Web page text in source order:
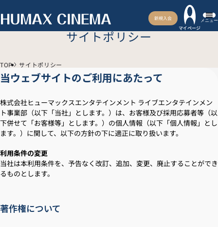
新規入会
マイページ
メニュー
サイトポリシー
TOP サイトポリシー
当ウェブサイトのご利用にあたって
株式会社ヒューマックスエンタテインメント ライブエンタテインメン
ト事業部（以下「当社」とします。）は、お客様及び採用応募者等（以
下併せて「お客様等」とします。）の個人情報（以下「個人情報」とし
ます。）に関して、以下の方針の下に適正に取り扱います。
利用条件の変更
当社は本利用条件を、予告なく改訂、追加、変更、廃止することができ
るものとします。
著作権について